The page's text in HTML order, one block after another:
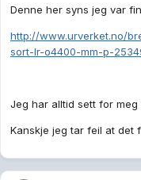
Denne her syns jeg var
http://www.urverket.no/
sort-lr-o4400-mm-p-
Jeg har alltid sett for meg
Kanskje jeg tar feil at det